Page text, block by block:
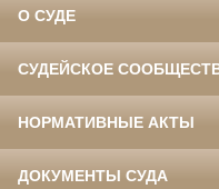
О СУДЕ
СУДЕЙСКОЕ
НОРМАТИВНЫЕ АКТЫ
ДОКУМЕНТЫ СУДА